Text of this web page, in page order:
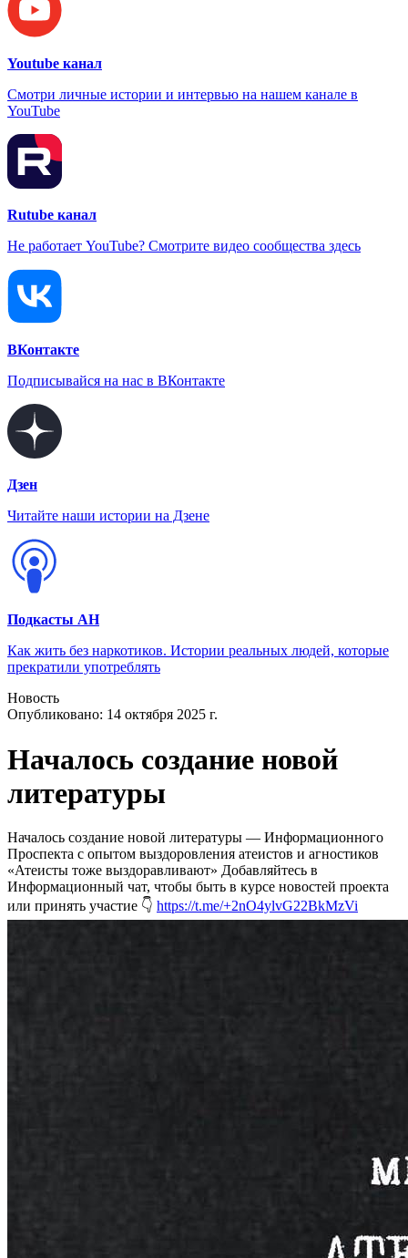
Youtube канал
Смотри личные истории и интервью на нашем канале в
YouTube
Rutube канал
Не работает YouTube? Смотрите видео сообщества здесь
ВКонтакте
Подписывайся на нас в ВКонтакте
Дзен
Читайте наши истории на Дзене
Подкасты АН
Как жить без наркотиков. Истории реальных людей, которые
прекратили употреблять
Новость
Опубликовано: 14 октября 2025 г.
Началось создание новой
литературы
Началось создание новой литературы — Информационного
Проспекта с опытом выздоровления атеистов и агностиков
«Атеисты тоже выздоравливают» Добавляйтесь в
Информационный чат, чтобы быть в курсе новостей проекта
или принять участие 👇 https://t.me/+2nO4ylvG22BkMzVi